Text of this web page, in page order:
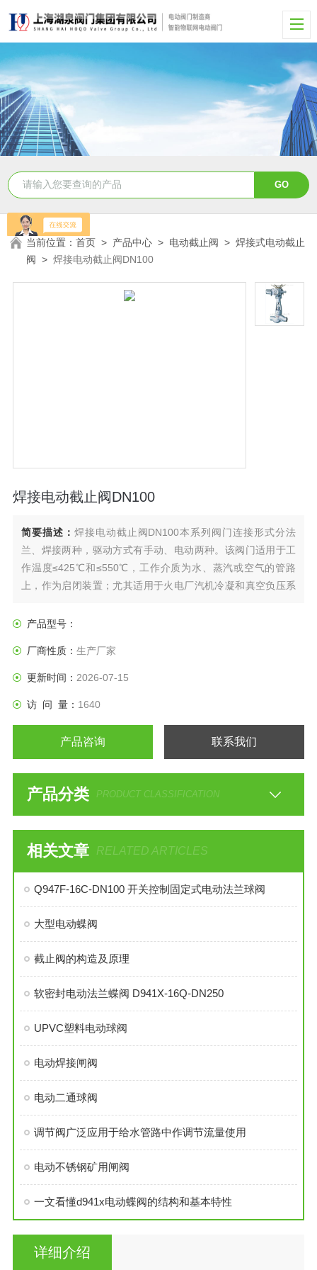
当前位置：首页 > 产品中心 > 电动截止阀 >焊接式电动截止
阀 >焊接电动截止阀DN100
焊接电动截止阀DN100
简要描述： 焊接电动截止阀DN100本系列阀门连接形式分法
兰、焊接两种，驱动方式有手动、电动两种。该阀门适用于工
作温度≤425℃和≤550℃，工作介质为水、蒸汽或空气的管路
上，作为启闭装置；尤其适用于火电厂汽机冷凝和真空负压系
寿命长。密封面运动磨擦力小、启闭轻便，而且密封面磨损有
产品型号：
厂商性质： 生产厂家
更新时间： 2026-07-15
访 问 量： 1640
产品咨询 联系我们
产品分类 PRODUCT CLASSIFICATION
相关文章 RELATED ARTICLES
Q947F-16C-DN100 开关控制固定式电动法兰球阀
大型电动蝶阀
截止阀的构造及原理
软密封电动法兰蝶阀 D941X-16Q-DN250
UPVC塑料电动球阀
电动焊接闸阀
电动二通球阀
调节阀广泛应用于给水管路中作调节流量使用
电动不锈钢矿用闸阀
一文看懂d941x电动蝶阀的结构和基本特性
详细介绍